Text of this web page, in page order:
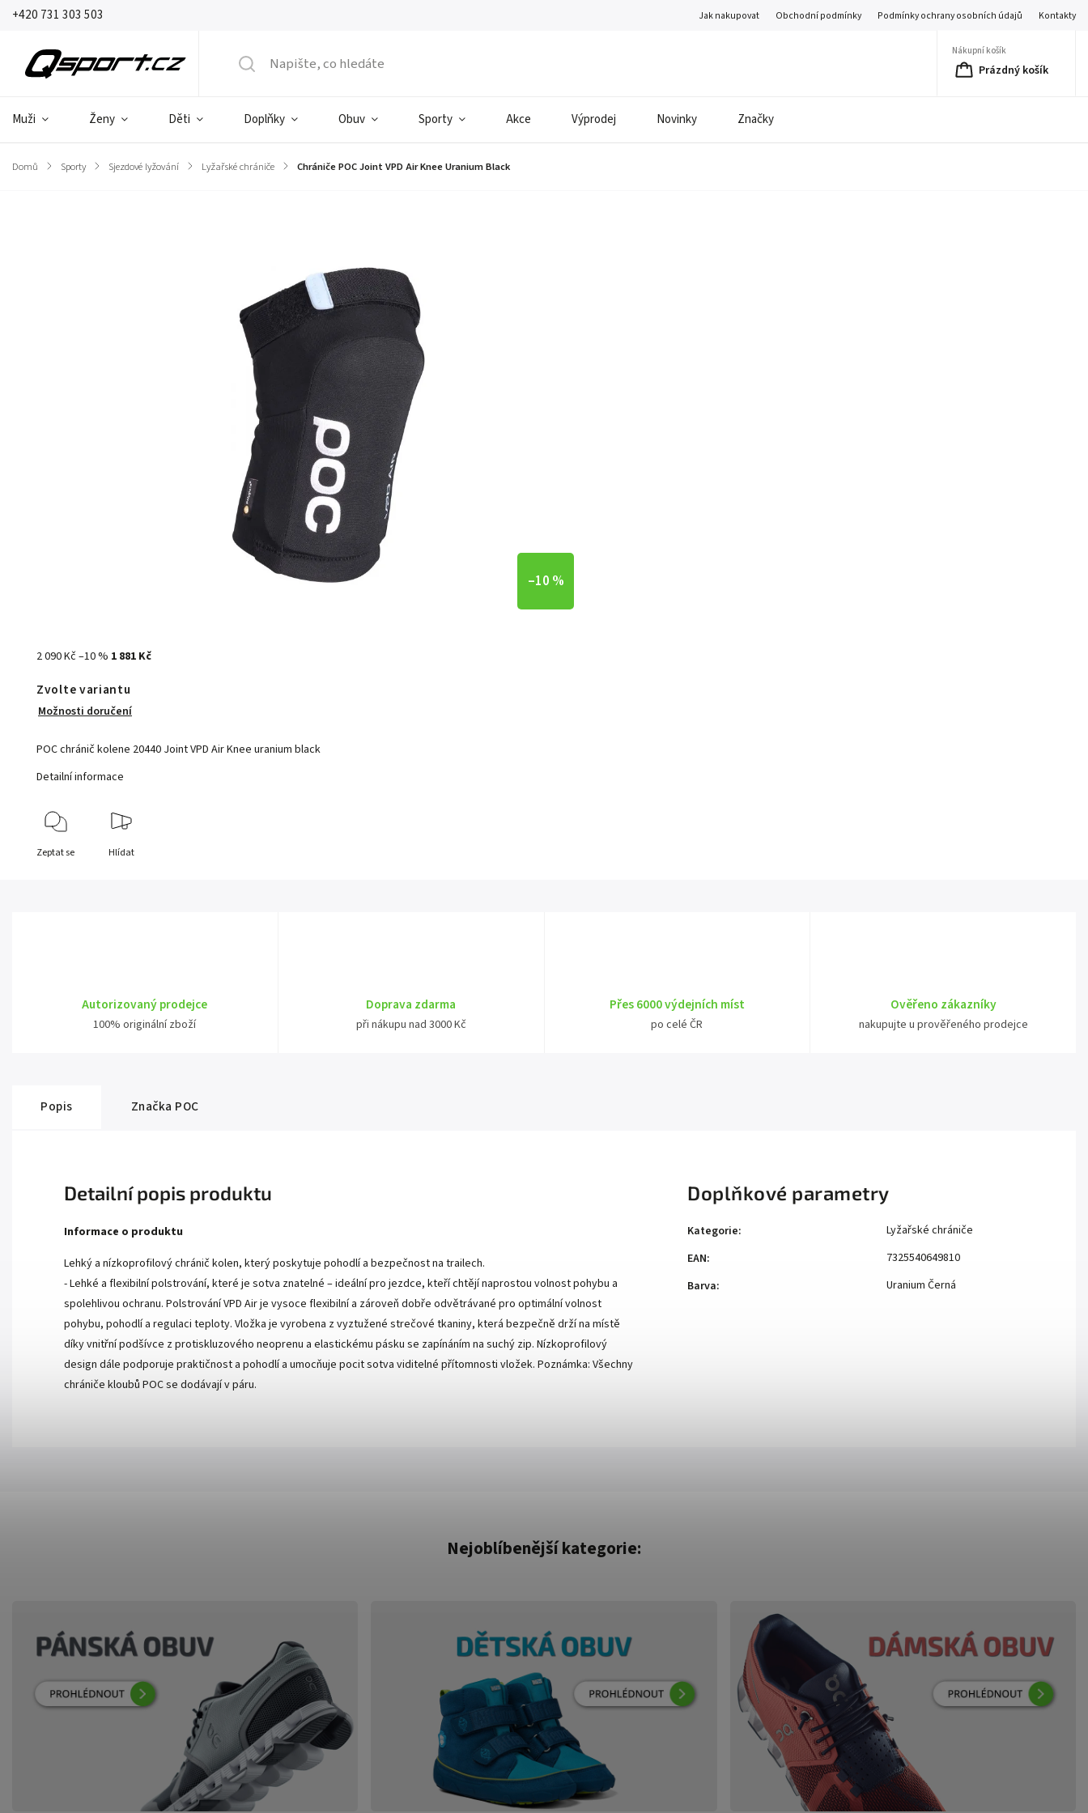
+420 731 303 503 Jak nakupovat Obchodní podmínky Podmínky ochrany osobních údajů Kontakty
Nákupní košík
Prázdný košík
Muži Ženy Děti Doplňky Obuv Sporty Akce Výprodej Novinky Značky
Domů / Sporty / Sjezdové lyžování / Lyžařské chrániče / Chrániče POC Joint VPD Air Knee Uranium Black
–10 %
2 090 Kč–10 % 1 881 Kč
Zvolte variantu
Možnosti doručení
POC chránič kolene 20440 Joint VPD Air Knee uranium black
Detailní informace
Zeptat se Hlídat
Autorizovaný prodejce
100% originální zboží
Doprava zdarma
při nákupu nad 3000 Kč
Přes 6000 výdejních míst
po celé ČR
Ověřeno zákazníky
nakupujte u prověřeného prodejce
Popis Značka POC
Detailní popis produktu
Informace o produktu
Lehký a nízkoprofilový chránič kolen, který poskytuje pohodlí a bezpečnost na trailech.
- Lehké a flexibilní polstrování, které je sotva znatelné – ideální pro jezdce, kteří chtějí naprostou volnost pohybu a
spolehlivou ochranu. Polstrování VPD Air je vysoce flexibilní a zároveň dobře odvětrávané pro optimální volnost
pohybu, pohodlí a regulaci teploty. Vložka je vyrobena z vyztužené strečové tkaniny, která bezpečně drží na místě
díky vnitřní podšívce z protiskluzového neoprenu a elastickému pásku se zapínáním na suchý zip. Nízkoprofilový
design dále podporuje praktičnost a pohodlí a umocňuje pocit sotva viditelné přítomnosti vložek. Poznámka: Všechny
chrániče kloubů POC se dodávají v páru.
Doplňkové parametry
Kategorie:
Lyžařské chrániče
EAN:
7325540649810
Barva: Uranium Černá
Nejoblíbenější kategorie: